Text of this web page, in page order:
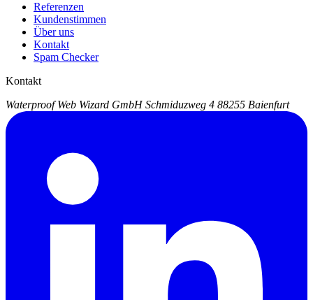
Referenzen
Kundenstimmen
Über uns
Kontakt
Spam Checker
Kontakt
Waterproof Web Wizard GmbH Schmiduzweg 4 88255 Baienfurt